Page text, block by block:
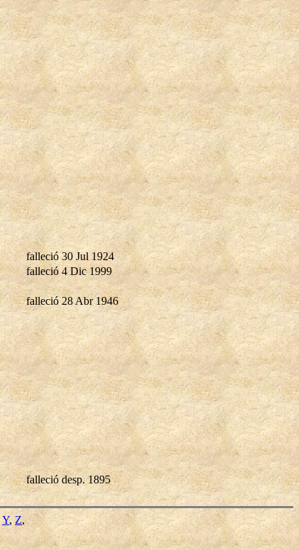
falleció 30 Jul 1924
falleció 4 Dic 1999
falleció 28 Abr 1946
falleció desp. 1895
Y, Z,